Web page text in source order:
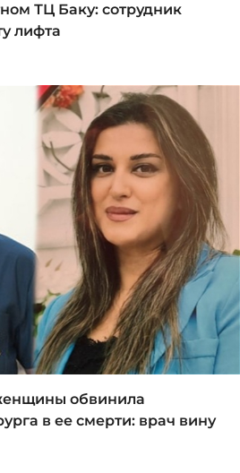
ТЦ Баку: сотрудник
лифта
обвинила
в ее смерти: врач вину